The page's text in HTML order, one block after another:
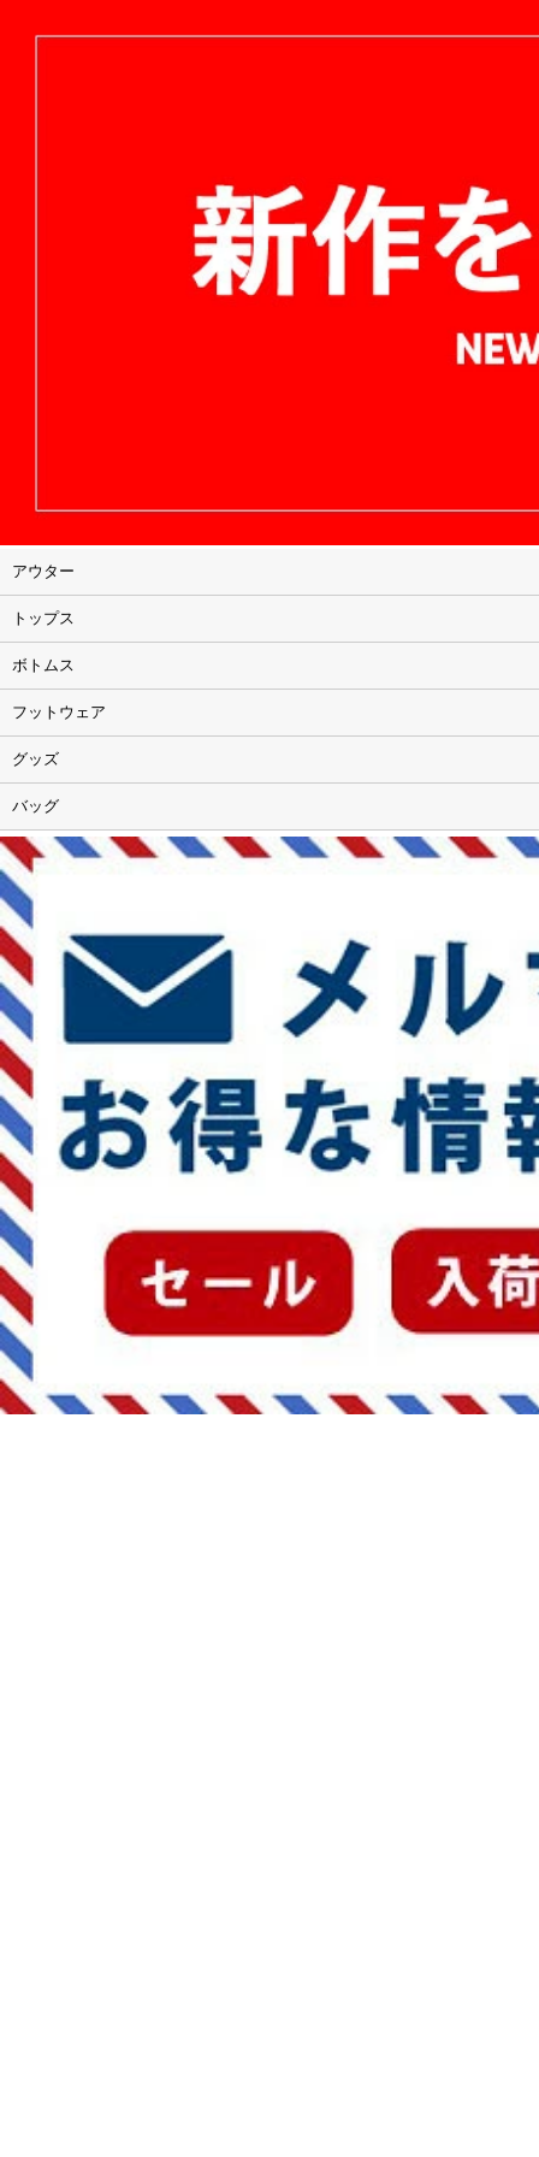
アウター
トップス
ボトムス
フットウェア
グッズ
バッグ